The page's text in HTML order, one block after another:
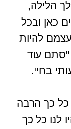
הלילה,
כאן ובכל
להיות
"סתם עוד
בחיי.
כל כך הרבה
לנו כל כך